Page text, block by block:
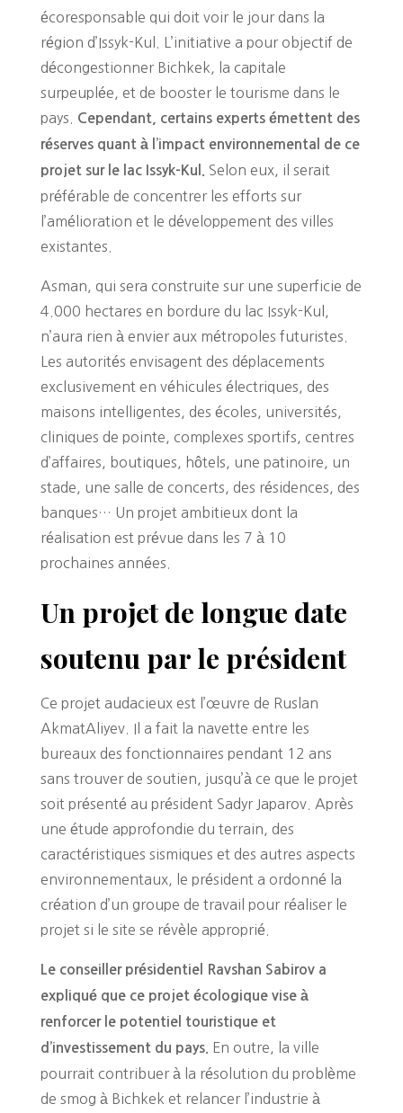
écoresponsable qui doit voir le jour dans la
région d’Issyk-Kul. L’initiative a pour objectif de
décongestionner Bichkek, la capitale
surpeuplée, et de booster le tourisme dans le
pays.
Cependant, certains experts émettent des
réserves quant à l’impact environnemental de ce
projet sur le lac Issyk-Kul.
Selon eux, il serait
préférable de concentrer les efforts sur
l’amélioration et le développement des villes
existantes.
Asman, qui sera construite sur une superficie de
4.000 hectares en bordure du lac Issyk-Kul,
n’aura rien à envier aux métropoles futuristes.
Les autorités envisagent des déplacements
exclusivement en véhicules électriques, des
maisons intelligentes, des écoles, universités,
cliniques de pointe, complexes sportifs, centres
d’affaires, boutiques, hôtels, une patinoire, un
stade, une salle de concerts, des résidences, des
banques… Un projet ambitieux dont la
réalisation est prévue dans les 7 à 10
prochaines années.
Un projet de longue date
soutenu par le président
Ce projet audacieux est l’œuvre de Ruslan
AkmatAliyev. Il a fait la navette entre les
bureaux des fonctionnaires pendant 12 ans
sans trouver de soutien, jusqu’à ce que le projet
soit présenté au président Sadyr Japarov. Après
une étude approfondie du terrain, des
caractéristiques sismiques et des autres aspects
environnementaux, le président a ordonné la
création d’un groupe de travail pour réaliser le
projet si le site se révèle approprié.
Le conseiller présidentiel Ravshan Sabirov a
expliqué que ce projet écologique vise à
renforcer le potentiel touristique et
d’investissement du pays. En outre, la ville
pourrait contribuer à la résolution du problème
de smog à Bichkek et relancer l’industrie à